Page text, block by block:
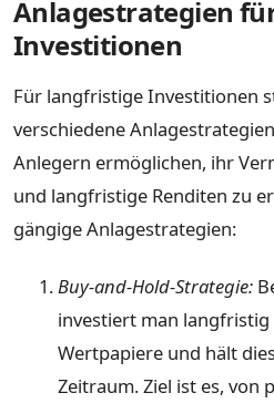
Anlagestrategien
Investitionen
Für langfristige Investitionen
verschiedene
Anlegern ermöglichen, ihr
und langfristige Renditen zu
gängige Anlagestrategien:
Buy-and-Hold-Strategie:
investiert man
Wertpapiere und hält
Zeitraum. Ziel ist es, von